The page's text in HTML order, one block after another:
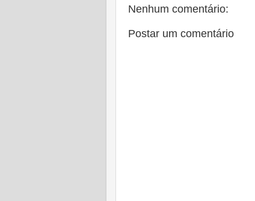
Nenhum comentário:
Postar um comentário